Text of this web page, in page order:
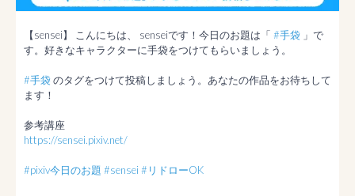
【sensei】 こんにちは、 senseiです！今日のお題は「 #手袋 」で
す。好きなキャラクターに手袋をつけてもらいましょう。
#手袋 のタグをつけて投稿しましょう。あなたの作品をお待ちして
ます！
https://sensei.pixiv.net/
#pixiv今日のお題 #sensei #リドローOK